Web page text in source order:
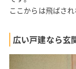
ここからは飛ばさ
広い戸建なら玄